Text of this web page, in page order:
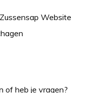
of heb je vragen?